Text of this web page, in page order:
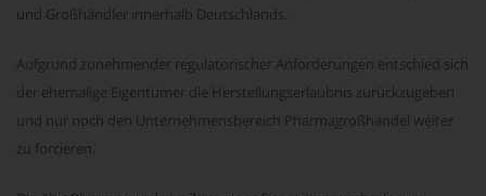
und Großhändler innerhalb Deutschlands.
Aufgrund zunehmender regulatorischer Anforderungen entschied sich
der ehemalige Eigentümer die Herstellungserlaubnis zurückzugeben
und nur noch den Unternehmensbereich Pharmagroßhandel weiter
zu forcieren.